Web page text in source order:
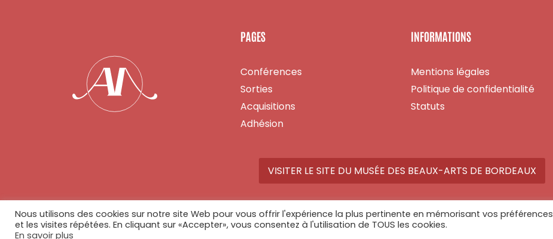
PAGES
Conférences
Sorties
Acquisitions
Adhésion
INFORMATIONS
Mentions légales
Politique de confidentialité
Statuts
VISITER LE SITE DU MUSÉE DES BEAUX-ARTS DE BORDEAUX
© Copyright 2026 - Tous droits réservés - Réalisé par
Nous utilisons des cookies sur notre site Web pour vous offrir l'expérience la plus pertinente en mémorisant vos préférences
et les visites répétées. En cliquant sur «Accepter», vous consentez à l'utilisation de TOUS les cookies.
En savoir plus